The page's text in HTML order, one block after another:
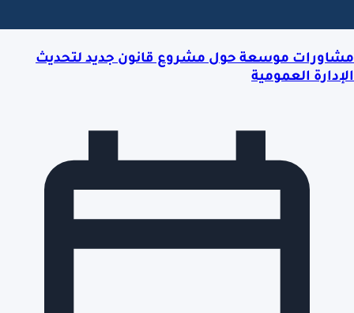
مشاورات موسعة حول مشروع قانون جديد لتحديث
الإدارة العمومية